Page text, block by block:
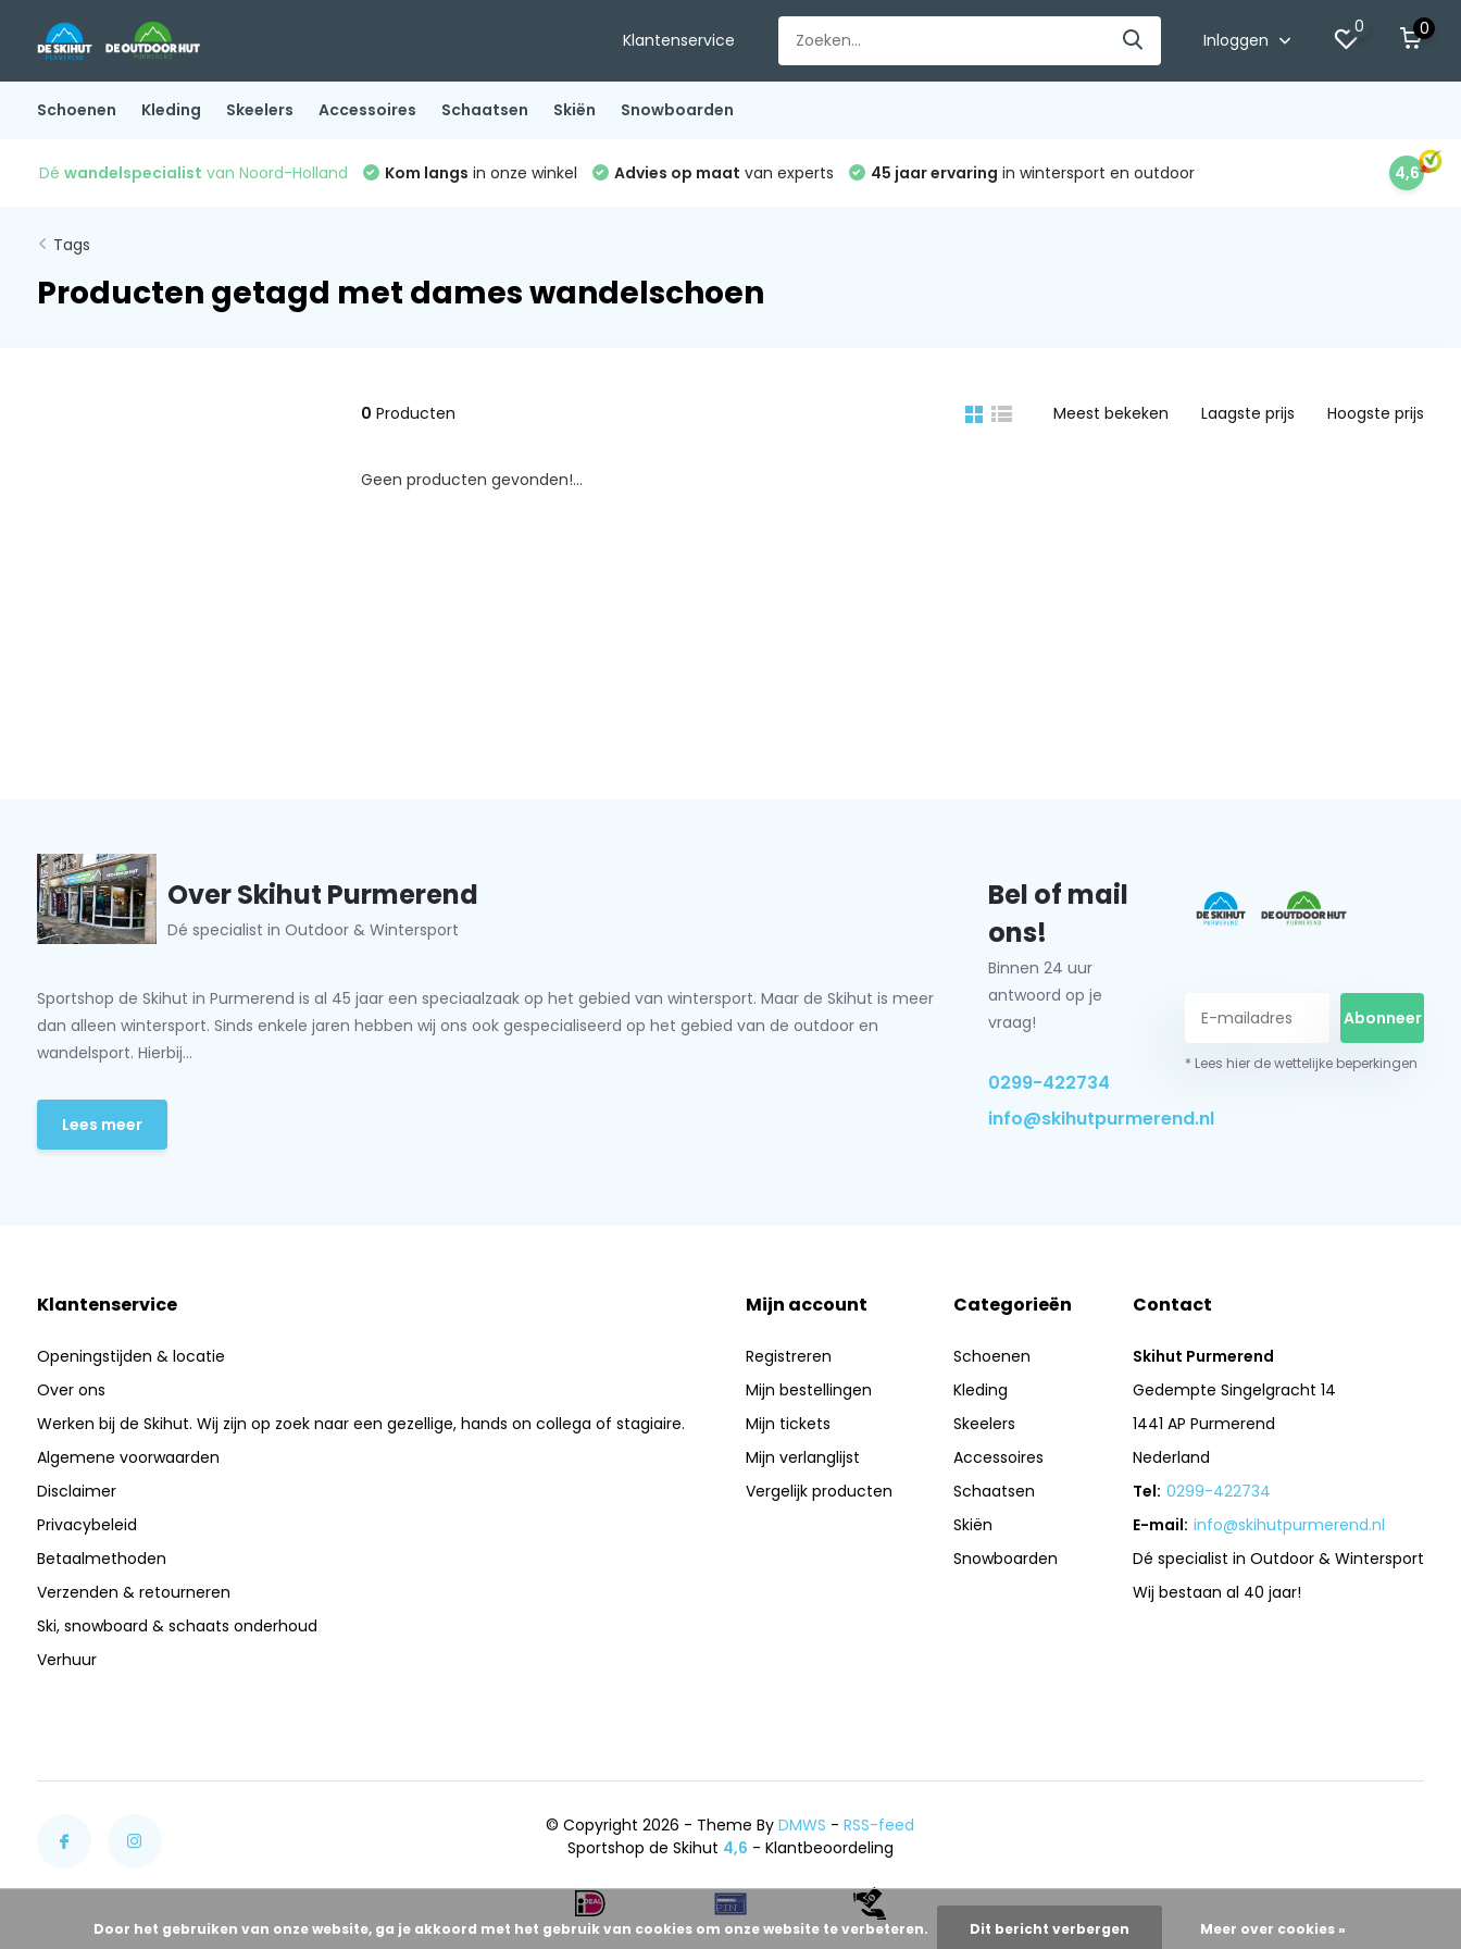
Klantenservice Inloggen
0 0
Schoenen Kleding Skeelers Accessoires Schaatsen Skiën Snowboarden
Dé wandelspecialist van Noord-Holland Kom langs in onze winkel Advies op maat van experts 45 jaar ervaring in wintersport en outdoor 4,6
Tags
Producten getagd met dames wandelschoen
0 Producten Meest bekeken Laagste prijs Hoogste prijs
Geen producten gevonden!...
Over Skihut Purmerend
Dé specialist in Outdoor & Wintersport
Sportshop de Skihut in Purmerend is al 45 jaar een speciaalzaak op het gebied van wintersport. Maar de Skihut is meer
dan alleen wintersport. Sinds enkele jaren hebben wij ons ook gespecialiseerd op het gebied van de outdoor en
wandelsport. Hierbij...
Lees meer
Bel of mail
ons!
Binnen 24 uur
antwoord op je
vraag!
0299-422734
info@skihutpurmerend.nl
Abonneer
* Lees hier de wettelijke beperkingen
Klantenservice
Openingstijden & locatie
Over ons
Werken bij de Skihut. Wij zijn op zoek naar een gezellige, hands on collega of stagiaire.
Algemene voorwaarden
Disclaimer
Privacybeleid
Betaalmethoden
Verzenden & retourneren
Ski, snowboard & schaats onderhoud
Verhuur
Mijn account
Registreren
Mijn bestellingen
Mijn tickets
Mijn verlanglijst
Vergelijk producten
Categorieën
Schoenen
Kleding
Skeelers
Accessoires
Schaatsen
Skiën
Snowboarden
Contact
Skihut Purmerend
Gedempte Singelgracht 14
1441 AP Purmerend
Nederland
Tel: 0299-422734
E-mail: info@skihutpurmerend.nl
Dé specialist in Outdoor & Wintersport
Wij bestaan al 40 jaar!
© Copyright 2026 - Theme ByDMWS -RSS-feed
Sportshop de Skihut 4,6 - Klantbeoordeling
Door het gebruiken van onze website, ga je akkoord met het gebruik van cookies om onze website te verbeteren. Dit bericht verbergen Meer over cookies »